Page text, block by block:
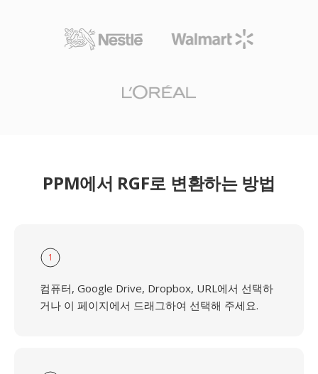
PPM에서 RGF로 변환하는 방법
1
컴퓨터, Google Drive, Dropbox, URL에서 선택하
거나 이 페이지에서 드래그하여 선택해 주세요.